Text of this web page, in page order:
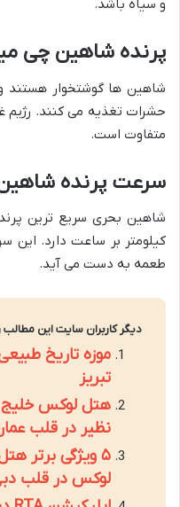
و سیاه باشد.
پرنده شاهین چی
شاهین ها گوشتخوار هستند
حشرات تغذیه می کنند. رژیم
متفاوت است.
سرعت پرنده
کیلومتر بر ساعت دارد. این
طعمه به دست می آید.
دیگر کاربران سایت این
موزه تاریخ
تبریز
هتل لوکس خلیج
نظیر در قلب
۵ ویژگی برتر
لوکس در قلب